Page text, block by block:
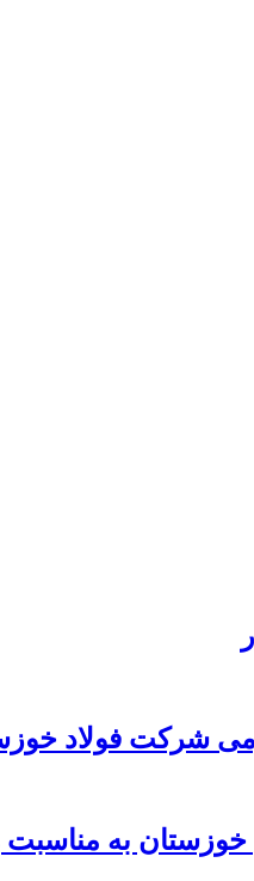
شرکت فولاد
به مناسبت